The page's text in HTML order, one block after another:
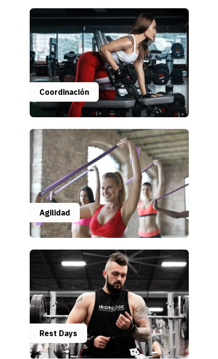
Coordinación
Agilidad
Rest Days